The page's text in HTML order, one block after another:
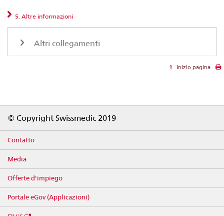
5. Altre informazioni
Altri collegamenti
Inizio pagina
© Copyright Swissmedic 2019
Contatto
Media
Offerte d'impiego
Portale eGov (Applicazioni)